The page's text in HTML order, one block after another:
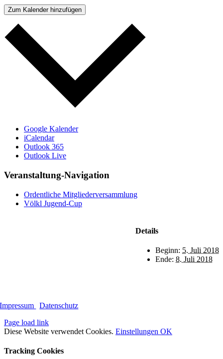
Zum Kalender hinzufügen
Google Kalender
iCalendar
Outlook 365
Outlook Live
Veranstaltung-Navigation
Ordentliche Mitgliederversammlung
Völkl Jugend-Cup
Details
Beginn: 5. Juli 2018
Ende: 8. Juli 2018
Impressum
Datenschutz
Page load link
Diese Website verwendet Cookies. Einstellungen OK
Tracking Cookies